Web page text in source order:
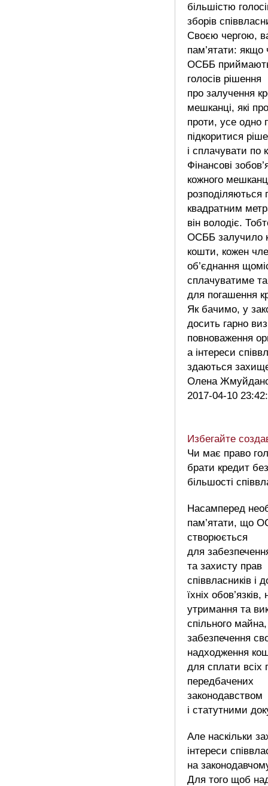
більшістю
зборів
Своєю чергою,
пам’ятати: якщо
ОСББ
голосів рішення
про залучення
мешканці, які
проти, усе одно
підкоритися
і сплачувати по
Фінансові
кожного
розподіляються
квадратним
він володіє.
ОСББ залучило
кошти, кожен
об’єднання
сплачуватиме
для погашення
Як бачимо, у
досить гарно
повноваження
а інтереси
здаються
Олена
2017-04-10
Избегайте
Чи має право
брати кредит
більшості
Насамперед
пам’ятати, що
створюється
для
та захисту прав
співвласників і
їхніх
утримання та
спільного майна,
забезпечення
надходження
для сплати всіх
передбачених
законодавством
і статутними
Але наскільки
інтереси
на
Для того щоб